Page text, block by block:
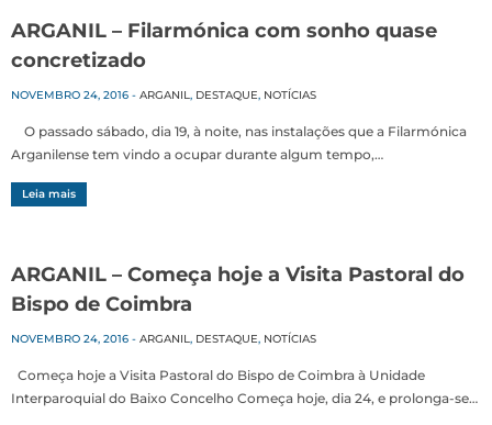
ARGANIL – Filarmónica com sonho quase
concretizado
NOVEMBRO 24, 2016 - ARGANIL, DESTAQUE, NOTÍCIAS
O passado sábado, dia 19, à noite, nas instalações que a Filarmónica
Arganilense tem vindo a ocupar durante algum tempo,…
Leia mais
ARGANIL – Começa hoje a Visita Pastoral do
Bispo de Coimbra
NOVEMBRO 24, 2016 - ARGANIL, DESTAQUE, NOTÍCIAS
Começa hoje a Visita Pastoral do Bispo de Coimbra à Unidade
Interparoquial do Baixo Concelho Começa hoje, dia 24, e prolonga-se…